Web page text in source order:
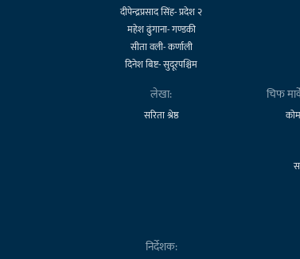
दीपेन्द्रप्रसाद सिंह- प्रदेश २
महेश ढुंगाना- गण्डकी
सीता वली- कर्णाली
दिनेश बिष्ट- सुदूरपश्चिम
लेखा:
सरिता श्रेष्ठ
चिफ
निर्देशक: